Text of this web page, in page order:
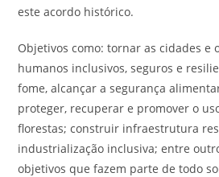
este acordo histórico.
Objetivos como: tornar as cidades e
humanos inclusivos, seguros e
fome, alcançar a segurança
proteger, recuperar e promover o
florestas; construir infraestrutura
industrialização inclusiva; entre
objetivos que fazem parte de todo